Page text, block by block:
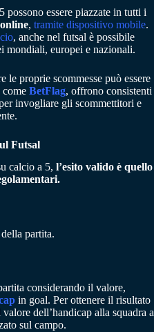
possono essere piazzate in tutti i
, tramite dispositivo mobile.
, anche nel futsal è possibile
mondiali, europei e nazionali.
le proprie scommesse può essere
come BetFlag, offrono consistenti
invogliare gli scommettitori e
Futsal
calcio a 5, l’esito valido è quello
partita.
considerando il valore,
in goal. Per ottenere il risultato
dell’handicap alla squadra a
sul campo.